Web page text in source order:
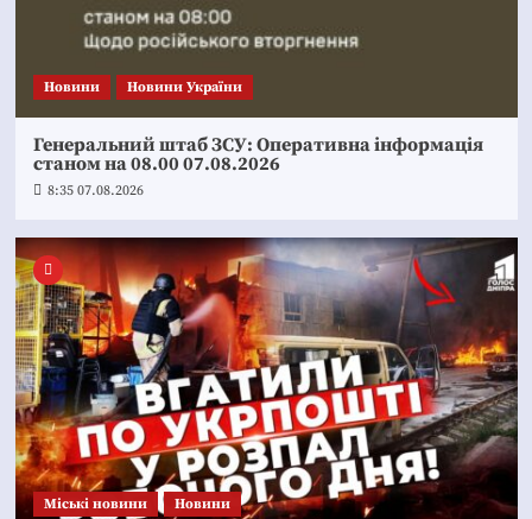
Новини Новини України
Генеральний штаб ЗСУ: Оперативна інформація
станом на 08.00 07.08.2026
8:35 07.08.2026
Mіські новини Новини